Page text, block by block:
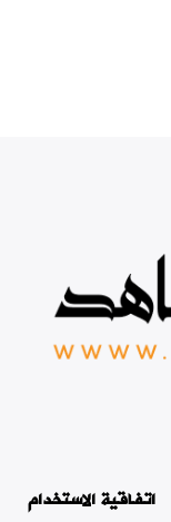
اتفاقية الاستخدام